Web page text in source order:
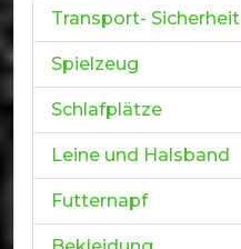
Transport- Sicherheit
Spielzeug
Schlafplätze
Leine und Halsband
Futternapf